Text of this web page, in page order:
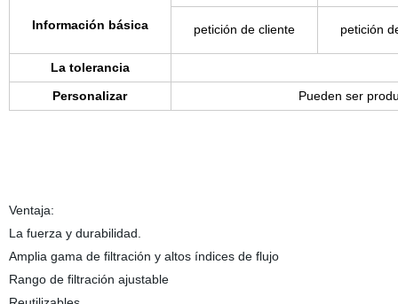
Información básica petición de cliente petición
La tolerancia
Personalizar
Pueden ser
Ventaja:
La fuerza y durabilidad.
Amplia gama de filtración y altos índices de flujo
Rango de filtración ajustable